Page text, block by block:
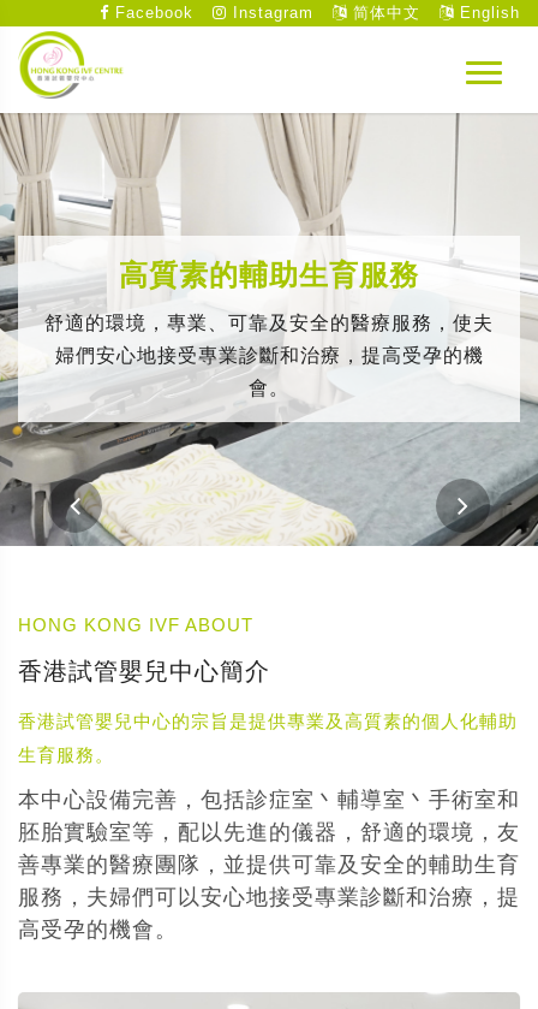
Facebook Instagram 简体中文 English
高質素的輔助生育服務
舒適的環境，專業、可靠及安全的醫療服務，使夫
婦們安心地接受專業診斷和治療，提高受孕的機
會。
HONG KONG IVF ABOUT
香港試管嬰兒中心簡介
香港試管嬰兒中心的宗旨是提供專業及高質素的個人化輔助
生育服務。
本中心設備完善，包括診症室丶輔導室丶手術室和
胚胎實驗室等，配以先進的儀器，舒適的環境，友
善專業的醫療團隊，並提供可靠及安全的輔助生育
服務，夫婦們可以安心地接受專業診斷和治療，提
高受孕的機會。